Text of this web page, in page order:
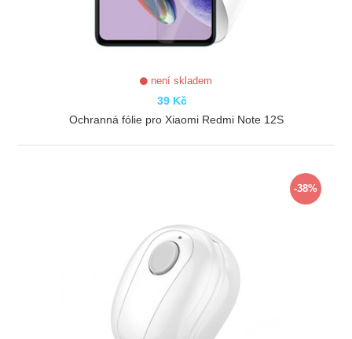
není skladem
39 Kč
Ochranná fólie pro Xiaomi Redmi Note 12S
-38%